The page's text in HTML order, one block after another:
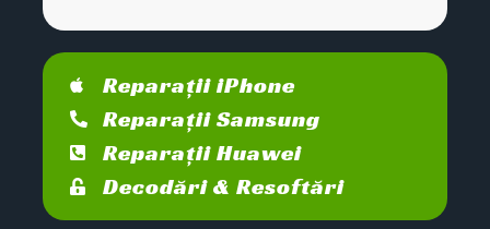
Reparații iPhone
Reparații Samsung
Reparații Huawei
Decodări & Resoftări